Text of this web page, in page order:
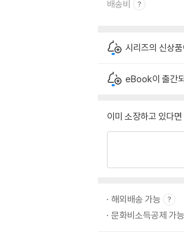
배송비
시리즈의 신상
eBook이 출간
이미 소장하고 있다
해외배송 가능
문화비소득공제 가능